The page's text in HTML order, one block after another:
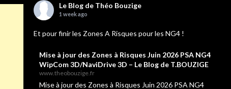
Le Blog de Théo Bouzige
1 week ago
Et pour finir les Zones A Risques pour les NG4 !
Mise à jour des Zones à Risques Juin 2026 PSA NG4
WipCom 3D/NaviDrive 3D – Le Blog de T.BOUZIGE
www.theobouzige.fr
Mise à jour des Zones à Risques Juin 2026 PSA NG4